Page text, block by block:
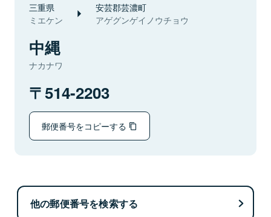
三重県
ミエケン
安芸郡芸濃町
アゲグンゲイノウチョウ
中縄
ナカナワ
514-2203
郵便番号をコピーする
他の郵便番号を検索する